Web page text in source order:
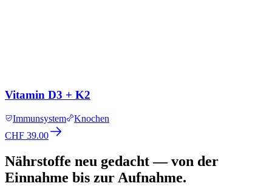
Vitamin D3 + K2
Immunsystem
Knochen
CHF 39.00
Nährstoffe neu gedacht— von der
Einnahme bis zur Aufnahme.